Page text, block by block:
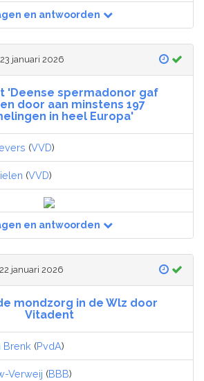
en antwoorden
januari 2026
'Deense spermadonor gaf
door aan minstens 197
in heel Europa'
(VVD)
(VVD)
en antwoorden
januari 2026
mondzorg in de Wlz door
Vitadent
Brenk (PvdA)
Verweij (BBB)